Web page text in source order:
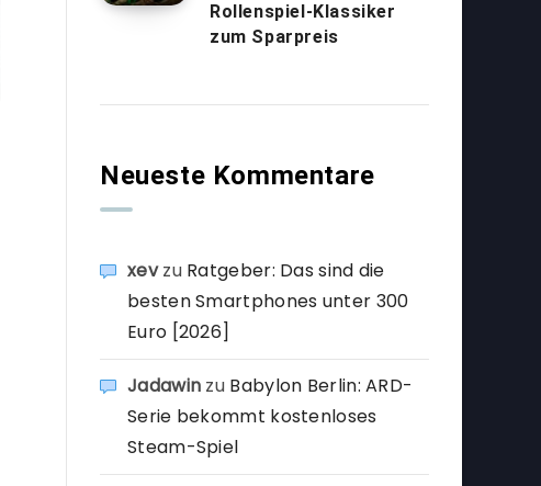
Rollenspiel-Klassiker
zum Sparpreis
Neueste Kommentare
xevzu Ratgeber: Das sind die
besten Smartphones unter 300
Euro [2026]
Jadawin zu Babylon Berlin: ARD-
Serie bekommt kostenloses
Steam-Spiel